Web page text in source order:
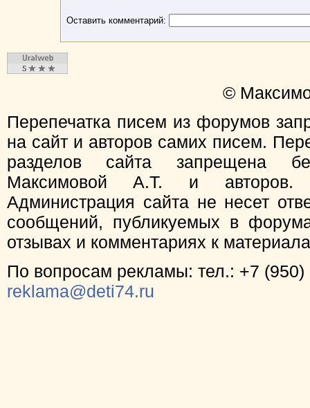
Оставить комментарий:
©
Перепечатка писем из форумов
на сайт и авторов самих писем.
разделов сайта запрещена
Максимовой А.Т. и
Администрация сайта не несет
сообщений, публикуемых в
отзывах и комментариях к
По вопросам рекламы: тел.: +7 (950)
reklama@deti74.ru